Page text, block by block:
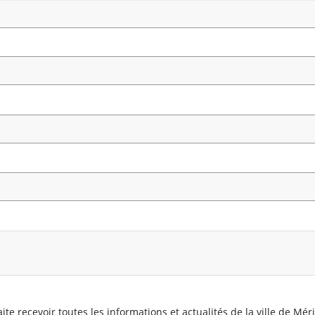
recevoir toutes les informations et actualités de la ville de